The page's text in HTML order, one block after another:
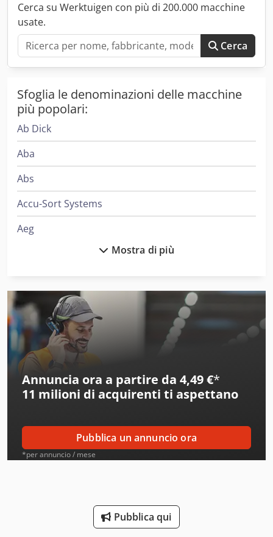
Cerca su Werktuigen con più di 200.000 macchine
usate.
Cerca
Sfoglia le denominazioni delle macchine
più popolari:
Ab Dick
Aba
Abs
Accu-Sort Systems
Aeg
Alber
Alberti
Alcoa
Ams
Amt
Aro
Atb
Mostra di più
Annuncia ora a partire da 4,49 €*
11 milioni di acquirenti ti aspettano
Pubblica un annuncio ora
*per annuncio / mese
Pubblica qui